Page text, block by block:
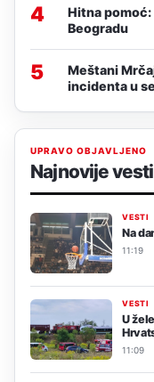
4
Hitna pomoć:
Beogradu
5
Meštani
incidenta u
UPRAVO OBJAVLJENO
Najnovije vesti
VESTI
Na
11:19
VESTI
U
11:09